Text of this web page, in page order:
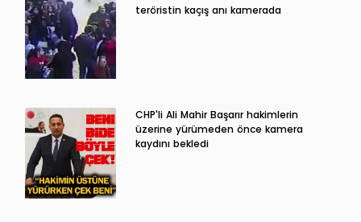
teröristin kaçış anı kamerada
CHP'li Ali Mahir Başarır hakimlerin
üzerine yürümeden önce kamera
kaydını bekledi